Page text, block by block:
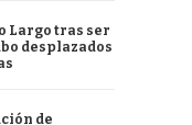
Largo tras ser
desplazados
de